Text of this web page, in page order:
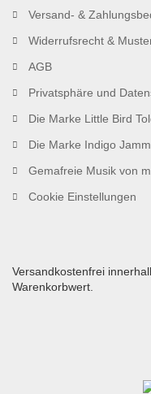
Versand- &
Widerrufsrecht &
AGB
Privatsphäre und
Die Marke Little Bird
Die Marke Indigo Jamm
Gemafreie Musik von
Cookie Einstellungen
Versandkostenfrei
Warenkorbwert.